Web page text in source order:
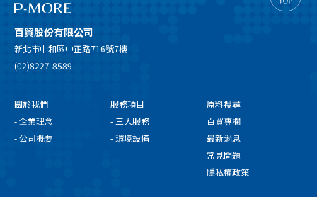
百貿股份有限公司
新北市中和區中正路716號7樓
(02)8227-8589
關於我們
- 企業理念
- 公司概要
服務項目
- 三大服務
- 環境設備
原料搜尋
百貿專欄
最新消息
常見問題
隱私權政策